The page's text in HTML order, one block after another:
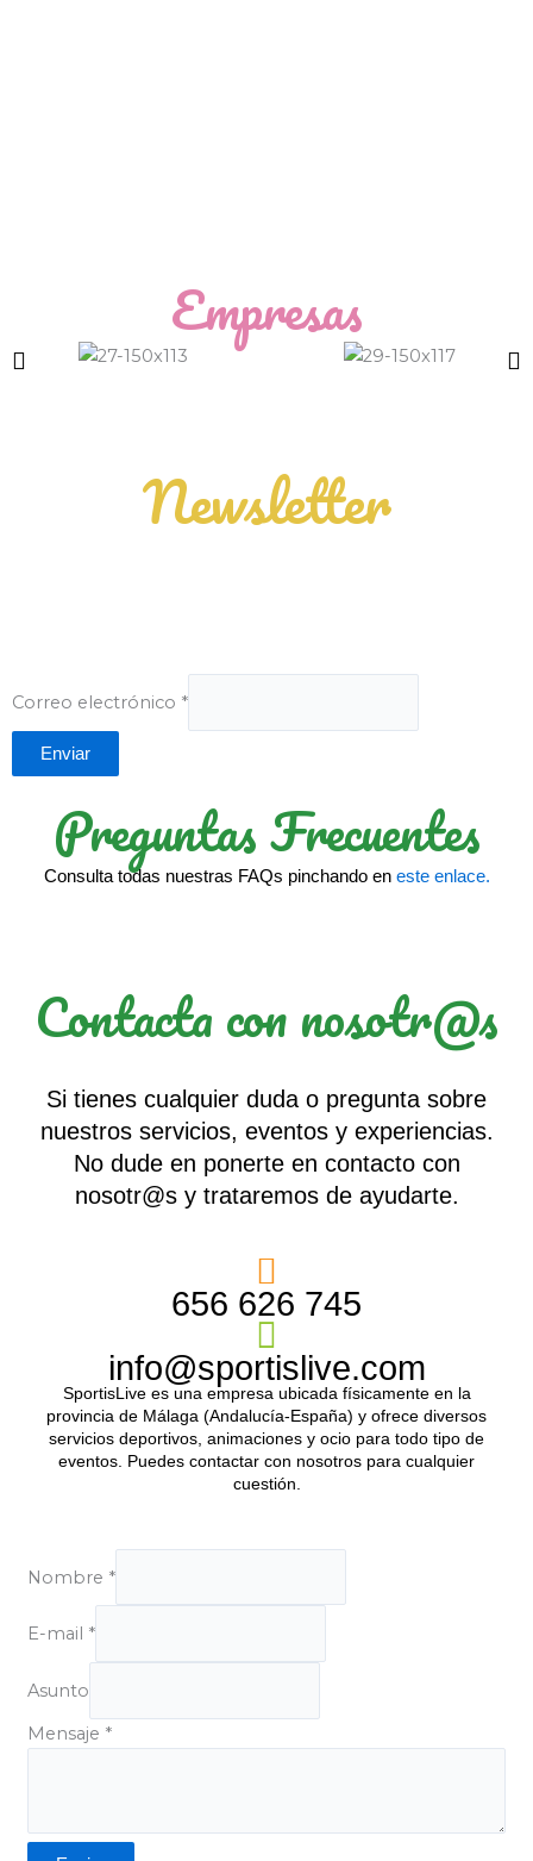
Empresas
Newsletter
Correo electrónico *
Enviar
Preguntas Frecuentes
Consulta todas nuestras FAQs pinchando en este enlace.
Contacta con nosotr@s
Si tienes cualquier duda o pregunta sobre
nuestros servicios, eventos y experiencias.
No dude en ponerte en contacto con
nosotr@s y trataremos de ayudarte.
656 626 745
info@sportislive.com
SportisLive es una empresa ubicada físicamente en la
provincia de Málaga (Andalucía-España) y ofrece diversos
servicios deportivos, animaciones y ocio para todo tipo de
eventos. Puedes contactar con nosotros para cualquier
cuestión.
Nombre *
E-mail *
Asunto
Mensaje *